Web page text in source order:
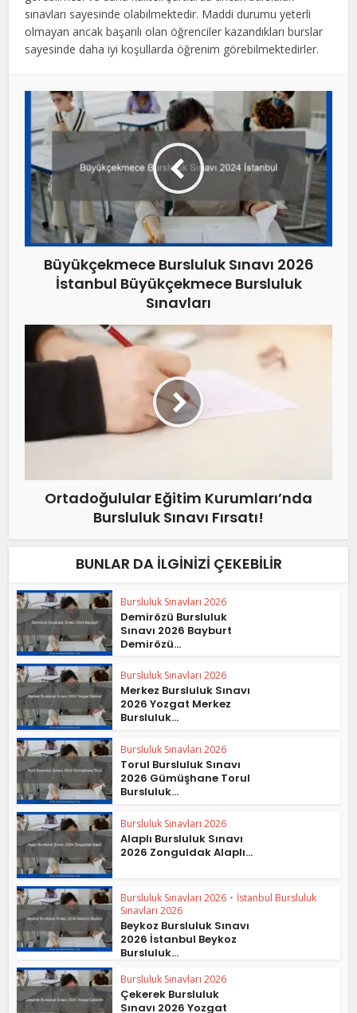
sınavları sayesinde olabilmektedir. Maddi durumu yeterli
olmayan ancak başarılı olan öğrenciler kazandıkları burslar
sayesinde daha iyi koşullarda öğrenim görebilmektedirler.
Büyükçekmece Bursluluk Sınavı 2026
İstanbul Büyükçekmece Bursluluk
Sınavları
Ortadoğulular Eğitim Kurumları’nda
Bursluluk Sınavı Fırsatı!
BUNLAR DA İLGINIZI ÇEKEBILIR
Bursluluk Sınavları 2026
Demirözü Bursluluk
Sınavı 2026 Bayburt
Demirözü...
Bursluluk Sınavları 2026
Merkez Bursluluk Sınavı
2026 Yozgat Merkez
Bursluluk...
Bursluluk Sınavları 2026
Torul Bursluluk Sınavı
2026 Gümüşhane Torul
Bursluluk...
Bursluluk Sınavları 2026
Alaplı Bursluluk Sınavı
2026 Zonguldak Alaplı...
Bursluluk Sınavları 2026 • İstanbul Bursluluk
Sınavları 2026
Beykoz Bursluluk Sınavı
2026 İstanbul Beykoz
Bursluluk...
Bursluluk Sınavları 2026
Çekerek Bursluluk
Sınavı 2026 Yozgat